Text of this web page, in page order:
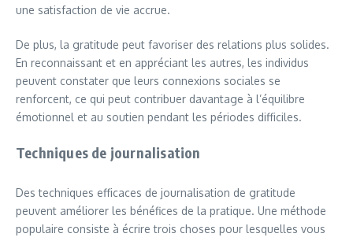
une satisfaction de vie accrue.
De plus, la gratitude peut favoriser des relations plus solides.
En reconnaissant et en appréciant les autres, les individus
peuvent constater que leurs connexions sociales se
renforcent, ce qui peut contribuer davantage à l’équilibre
émotionnel et au soutien pendant les périodes difficiles.
Techniques de journalisation
Des techniques efficaces de journalisation de gratitude
peuvent améliorer les bénéfices de la pratique. Une méthode
populaire consiste à écrire trois choses pour lesquelles vous